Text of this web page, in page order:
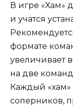
В игре «Хам»
и учатся
формате
увеличивает
на две
Каждый «хам»
соперников,